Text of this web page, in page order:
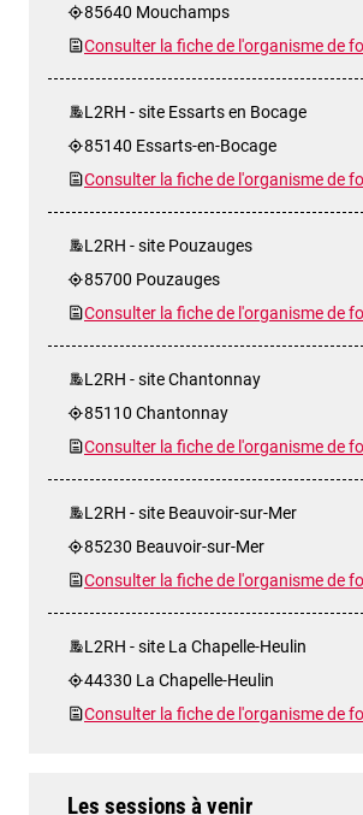
85640 Mouchamps
Consulter la fiche de l'organisme de
L2RH - site Essarts en Bocage
85140 Essarts-en-Bocage
Consulter la fiche de l'organisme de
L2RH - site Pouzauges
85700 Pouzauges
Consulter la fiche de l'organisme de
L2RH - site Chantonnay
85110 Chantonnay
Consulter la fiche de l'organisme de
L2RH - site Beauvoir-sur-Mer
85230 Beauvoir-sur-Mer
Consulter la fiche de l'organisme de
L2RH - site La Chapelle-Heulin
44330 La Chapelle-Heulin
Consulter la fiche de l'organisme de
Les sessions à venir